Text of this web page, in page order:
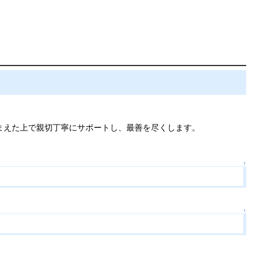
た上で親切丁寧にサポートし、最善を尽くします。
↑
↑